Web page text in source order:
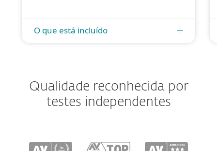
O que está incluído
Qualidade reconhecida por
testes independentes